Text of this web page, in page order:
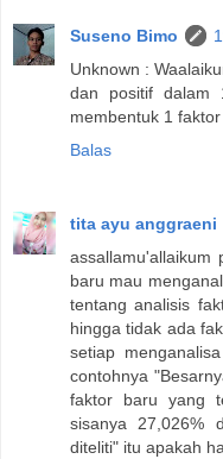
Suseno Bimo
Unknown :
dan positif dalam
membentuk 1
Balas
tita ayu anggraeni
assallamu'allaikum
baru mau
tentang analisis
hingga tidak ada
setiap
contohnya
faktor baru yang
sisanya 27,026%
diteliti" itu apakah